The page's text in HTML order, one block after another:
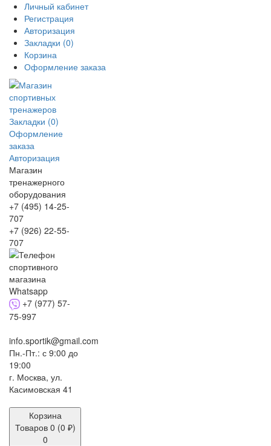
Личный кабинет
Регистрация
Авторизация
Закладки (0)
Корзина
Оформление заказа
Закладки (0)
Оформление
заказа
Авторизация
Магазин
тренажерного
оборудования
+7 (495) 14-25-
707
+7 (926) 22-55-
707
+7 (977) 57-
75-997
info.sportik@gmail.com
Пн.-Пт.: с 9:00 до
19:00
г. Москва, ул.
Касимовская 41
Корзина
Товаров 0 (0 ₽)
0